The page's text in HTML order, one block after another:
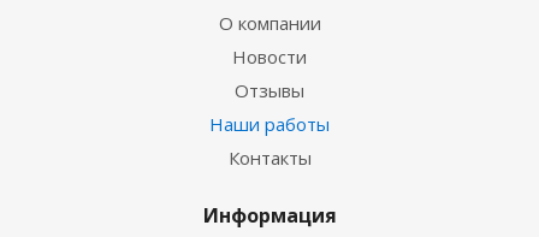
О компании
Новости
Отзывы
Наши работы
Контакты
Информация